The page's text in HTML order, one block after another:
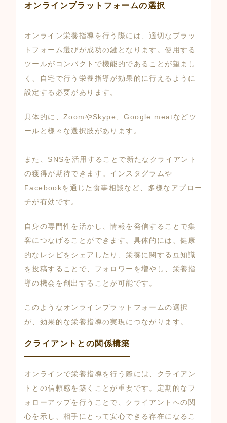
オンラインプラットフォームの選択
オンライン栄養指導を行う際には、適切なプラッ
トフォーム選びが成功の鍵となります。使用する
ツールがコンパクトで機能的であることが望まし
く、自宅で行う栄養指導が効果的に行えるように
設定する必要があります。
具体的に、ZoomやSkype、Google meatなどツ
ールと様々な選択肢があります。
また、SNSを活用することで新たなクライアント
の獲得が期待できます。インスタグラムや
Facebookを通じた食事相談など、多様なアプロー
チが有効です。
自身の専門性を活かし、情報を発信することで集
客につなげることができます。具体的には、健康
的なレシピをシェアしたり、栄養に関する豆知識
を投稿することで、フォロワーを増やし、栄養指
導の機会を創出することが可能です。
このようなオンラインプラットフォームの選択
が、効果的な栄養指導の実現につながります。
クライアントとの関係構築
オンラインで栄養指導を行う際には、クライアン
トとの信頼感を築くことが重要です。定期的なフ
ォローアップを行うことで、クライアントへの関
心を示し、相手にとって安心できる存在になるこ